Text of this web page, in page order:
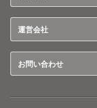
運営会社
お問い合わせ